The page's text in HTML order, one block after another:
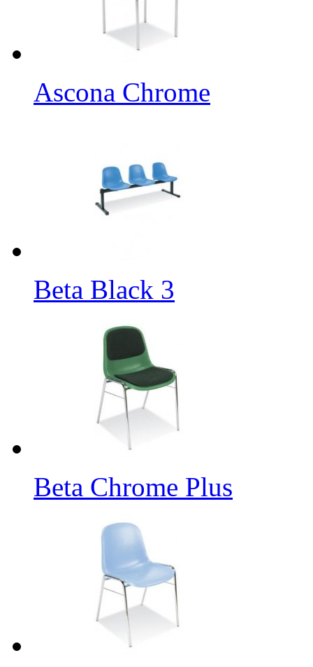
Ascona Chrome
Beta Black 3
Beta Chrome Plus